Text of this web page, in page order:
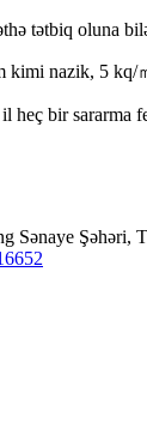
tətbiq oluna
kimi nazik, 5 kq/
heç bir sararma
Sənaye Şəhəri,